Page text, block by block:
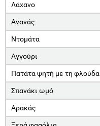
Λάχανο
Ανανάς
Ντομάτα
Αγγούρι
Πατάτα ψητή με τη φλούδα
Σπανάκι ωμό
Αρακάς